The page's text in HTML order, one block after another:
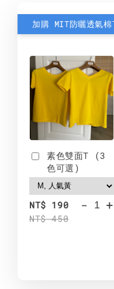
素色雙面T (3
色可選)
NT$ 190
NT$ 450
- +